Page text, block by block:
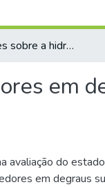
Considerações sobre a hidráulica de vertedores em degraus: metodologias adimensionais para pré-dimensionamento
em
avaliação do
em degraus